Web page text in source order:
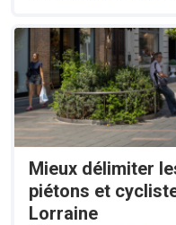
Mieux délimiter
piétons et
Lorraine